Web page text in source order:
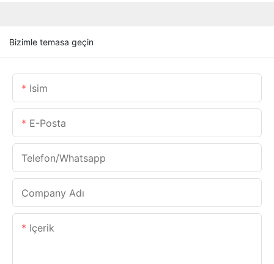
Bizimle temasa geçin
Isim
E-Posta
Telefon/whatsapp
Company Adı
Içerik